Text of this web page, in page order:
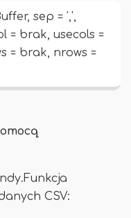
sep = ',',
= brak, usecols =
= brak, nrows =
CSV: